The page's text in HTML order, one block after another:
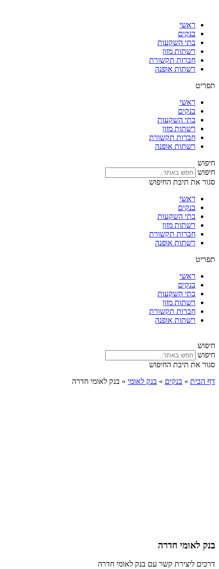
ראשי
בנקים
בתי השקעות
רשתות מזון
חברות תקשורת
רשתות אופנה
תפריט
ראשי
בנקים
בתי השקעות
רשתות מזון
חברות תקשורת
רשתות אופנה
חיפוש
חיפוש
סגור את תיבת החיפוש
ראשי
בנקים
בתי השקעות
רשתות מזון
חברות תקשורת
רשתות אופנה
תפריט
ראשי
בנקים
בתי השקעות
רשתות מזון
חברות תקשורת
רשתות אופנה
חיפוש
חיפוש
סגור את תיבת החיפוש
דף הבית » בנקים » בנק לאומי » בנק לאומי חדרה
בנק לאומי חדרה
דרכים ליצירת קשר עם בנק לאומי חדרה